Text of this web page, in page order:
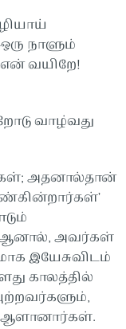
நாளும்
வயிறே!
வாழ்வது
அதனால்தான்
ஆனால், அவர்கள்
இயேசுவிடம்
காலத்தில்
ஆளானார்கள்.